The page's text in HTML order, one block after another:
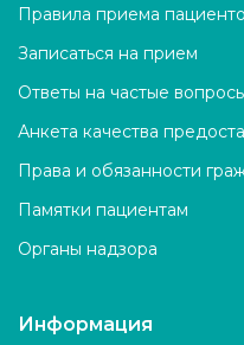
Правила приема
Записаться на прием
Ответы на частые
Анкета качества
Права и обязанности
Памятки пациентам
Органы надзора
Информация